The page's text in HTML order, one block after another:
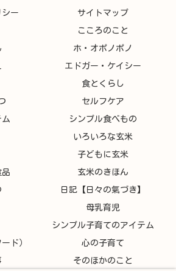
ー サイトマップ
こころのこと
ホ・オポノポノ
エドガー・ケイシー
食とくらし
セルフケア
シンプル食べもの
いろいろな玄米
子どもに玄米
品 玄米のきほん
日記【日々の氣づき】
母乳育児
シンプル子育てのアイテム
ド） 心の子育て
そのほかのこと